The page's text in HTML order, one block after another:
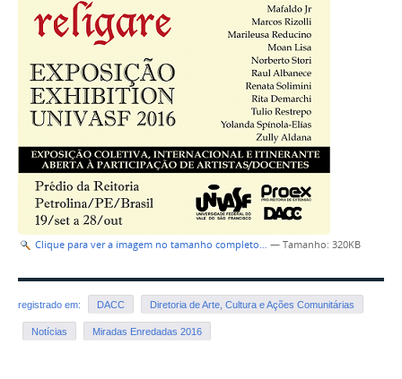
Clique para ver a imagem no tamanho completo… — Tamanho: 320KB
registrado em: DACC Diretoria de Arte, Cultura e Ações Comunitárias
Notícias Miradas Enredadas 2016